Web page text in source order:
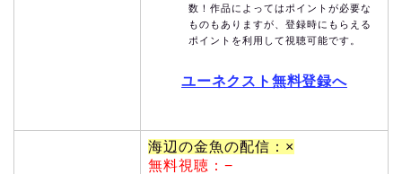
数！作品によってはポイントが必要な
ものもありますが、登録時にもらえる
ポイントを利用して視聴可能です。
ユーネクスト無料登録へ
海辺の金魚の配信：×
無料視聴：−